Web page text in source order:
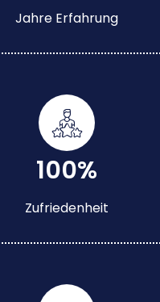
Jahre Erfahrung
100%
Zufriedenheit